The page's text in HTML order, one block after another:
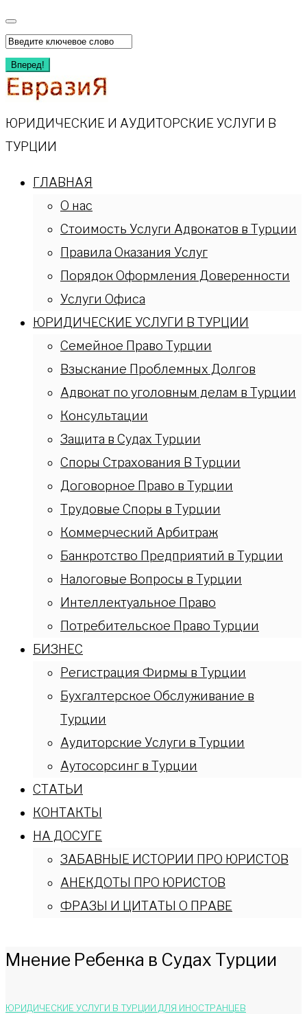
Перейти
к
содержимому
Искать:
Вперед!
ЮРИДИЧЕСКИЕ И АУДИТОРСКИЕ УСЛУГИ В
ТУРЦИИ
ГЛАВНАЯ
О нас
Стоимость Услуги Адвокатов в Турции
Правила Оказания Услуг
Порядок Оформления Доверенности
Услуги Офиса
ЮРИДИЧЕСКИЕ УСЛУГИ В ТУРЦИИ
Семейное Право Турции
Взыскание Проблемных Долгов
Адвокат по уголовным делам в Турции
Консультации
Защита в Судах Турции
Споры Страхования В Турции
Договорное Право в Турции
Трудовые Споры в Турции
Коммерческий Арбитраж
Банкротство Предприятий в Турции
Налоговые Вопросы в Турции
Интеллектуальное Право
Потребительское Право Турции
БИЗНЕС
Регистрация Фирмы в Турции
Бухгалтерское Обслуживание в
Турции
Аудиторские Услуги в Турции
Аутосорсинг в Турции
СТАТЬИ
КОНТАКТЫ
НА ДОСУГЕ
ЗАБАВНЫЕ ИСТОРИИ ПРО ЮРИСТОВ
АНЕКДОТЫ ПРО ЮРИСТОВ
ФРАЗЫ И ЦИТАТЫ О ПРАВЕ
Мнение Ребенка в Судах Турции
ЮРИДИЧЕСКИЕ УСЛУГИ В ТУРЦИИ ДЛЯ ИНОСТРАНЦЕВ